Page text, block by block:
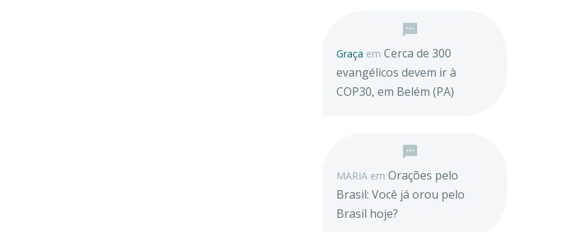
Graça em Cerca de 300
evangélicos devem ir à
COP30, em Belém (PA)
MARIA em Orações pelo
Brasil: Você já orou pelo
Brasil hoje?